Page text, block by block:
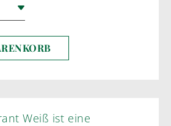
Weiß ist eine